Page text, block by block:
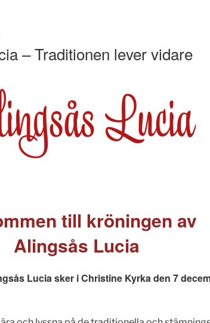
– Traditionen lever vidare
till kröningen av
Alingsås Lucia
Lucia sker i Christine Kyrka den 7